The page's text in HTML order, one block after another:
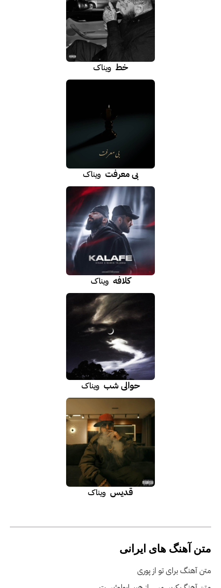
خط ویناک
بی معرفت ویناک
کلافه ویناک
حوالی شب ویناک
قدیس ویناک
متن آهنگ های ایرانی
متن آهنگ برای تو از پوری